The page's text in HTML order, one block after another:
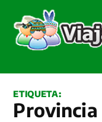
contenido
ETIQUETA: